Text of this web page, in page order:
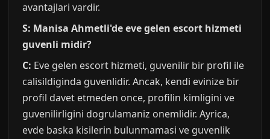
avantajlari vardir.
S: Manisa Ahmetli'de eve gelen escort hizmeti
guvenli midir?
C: Eve gelen escort hizmeti, guvenilir bir profil ile
calisildiginda guvenlidir. Ancak, kendi evinize bir
profil davet etmeden once, profilin kimligini ve
guvenilirligini dogrulamaniz onemlidir. Ayrica,
evde baska kisilerin bulunmamasi ve guvenlik